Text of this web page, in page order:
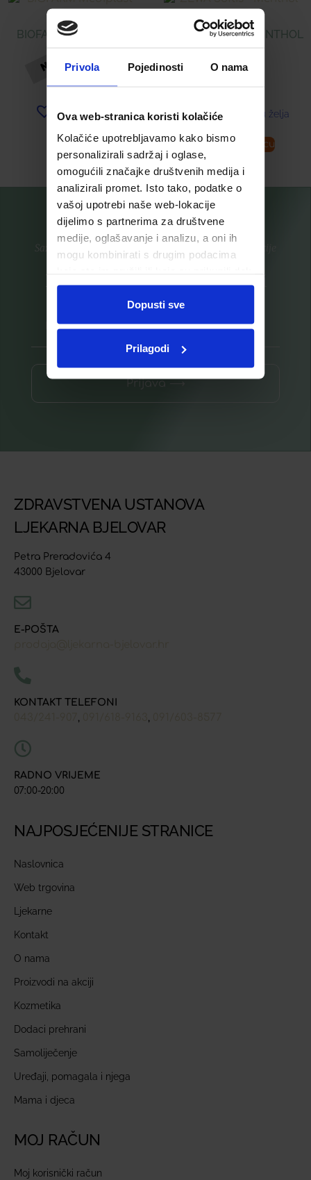
Privola Pojedinosti O nama
Ova web-stranica koristi kolačiće
Kolačiće upotrebljavamo kako bismo
personalizirali sadržaj i oglase,
omogućili značajke društvenih medija i
analizirali promet. Isto tako, podatke o
vašoj upotrebi naše web-lokacije
dijelimo s partnerima za društvene
medije, oglašavanje i analizu, a oni ih
mogu kombinirati s drugim podacima
ste upotrebljavali njihove usluge.
Dopusti sve
Prilagodi
BIOFARM MEDIPLAST –
Dodaj u listu želja
Pročitaj više
ZEWA SOFTIS – MENTHOL
Dodaj u listu želja
Dodaj u košaricu
Saznajte prvi za nove proizvode i ekskluzivne promocije
Prijavite se na listu za novosti
Prijava ⟶
ZDRAVSTVENA USTANOVA
LJEKARNA BJELOVAR
Petra Preradovića 4
43000 Bjelovar
E-POŠTA
KONTAKT TELEFONI
, ,
RADNO VRIJEME
07:00-20:00
NAJPOSJEĆENIJE STRANICE
Naslovnica
Web trgovina
Ljekarne
Kontakt
O nama
Proizvodi na akciji
Kozmetika
Dodaci prehrani
Samoliječenje
Uređaji, pomagala i njega
Mama i djeca
MOJ RAČUN
Moj korisnički račun